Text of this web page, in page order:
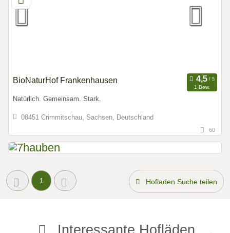
BioNaturHof Frankenhausen
1 Bew.
Natürlich. Gemeinsam. Stark.
08451 Crimmitschau, Sachsen, Deutschland
60
1 Hofladen Suche teilen
Interessante Hofläden